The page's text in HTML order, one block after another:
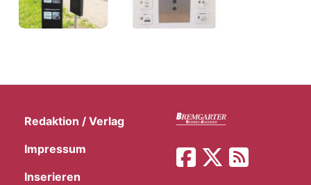
Redaktion / Verlag
Impressum
Inserieren